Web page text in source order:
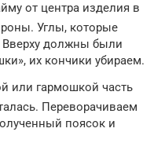
от центра изделия в
Углы, которые
Вверху должны были
их кончики убираем.
или гармошкой часть
Переворачиваем
поясок и